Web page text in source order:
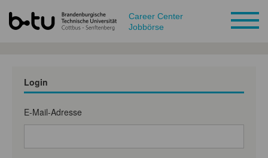
Career Center
Jobbörse
Login
E-Mail-Adresse